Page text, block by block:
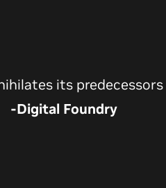
is the time to upgrade